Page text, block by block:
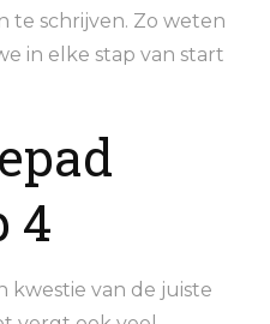
te schrijven. Zo weten
in elke stap van start
4
kwestie van de juiste